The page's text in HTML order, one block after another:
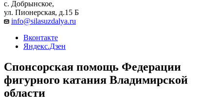
с. Добрынское,
ул. Пионерская, д.15 Б
info@silasuzdalya.ru
Вконтакте
Яндекс.Дзен
Спонсорская помощь Федерации
фигурного катания Владимирской
области